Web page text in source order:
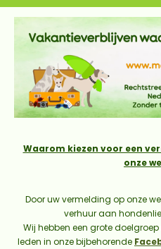
Waarom kiezen voor een
onze
Door uw vermelding op onze
verhuur aan
Wij hebben een grote
leden in onze bijbehorende